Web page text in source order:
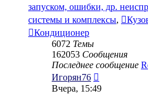
запуском, ошибки, др.
системы и комплексы,
Кондиционер
6072 Темы
162053 Сообщения
Последнее сообщение
Игорян76
к
Вчера, 15:49